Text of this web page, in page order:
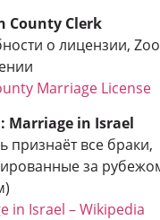
County Clerk
о лицензии,
Marriage License
Marriage in Israel
признаёт все браки,
за
in Israel – Wikipedia